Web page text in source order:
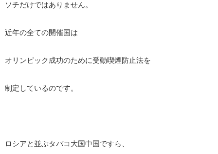
ソチだけではありません。
近年の全ての開催国は
オリンピック成功のために受動喫煙防止法を
制定しているのです。
ロシアと並ぶタバコ大国中国ですら、